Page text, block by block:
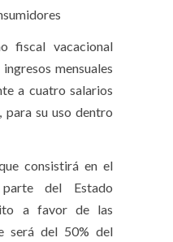
fiscal vacacional
mensuales
a cuatro salarios
para su uso dentro
consistirá en el
del Estado
a favor de las
será del 50% del